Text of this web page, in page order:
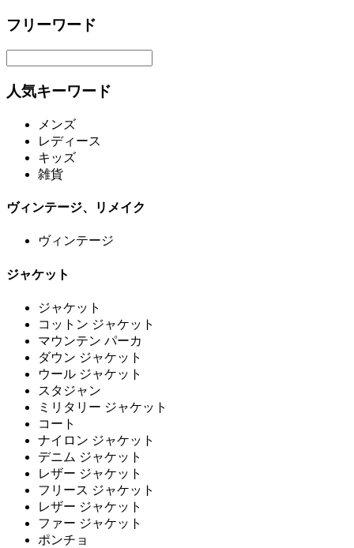
フリーワード
人気キーワード
メンズ
レディース
キッズ
雑貨
ヴィンテージ、リメイク
ヴィンテージ
ジャケット
ジャケット
コットン ジャケット
マウンテン パーカ
ダウン ジャケット
ウール ジャケット
スタジャン
ミリタリー ジャケット
コート
ナイロン ジャケット
デニム ジャケット
レザー ジャケット
フリース ジャケット
レザー ジャケット
ファー ジャケット
ポンチョ